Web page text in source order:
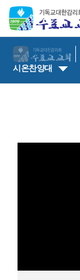
시온찬양대